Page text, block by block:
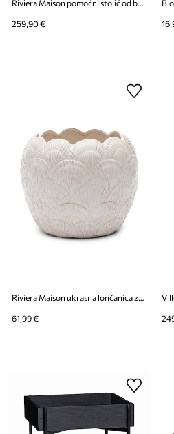
259,90 €
Riviera Maison ukrasna lončanica za cvijeće od keramike 24 x 20 cm
61,99 €